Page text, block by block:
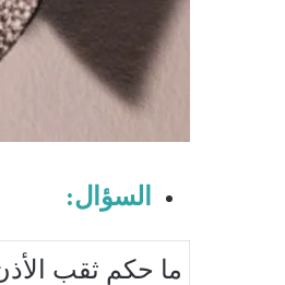
السؤال:
ما حكم ثقب